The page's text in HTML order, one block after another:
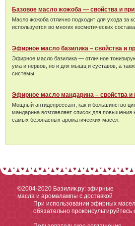
Базовое масло жожоба — свойства и
Масло жожоба отлично подходит для ухода за
используется во многих косметических
Эфирное масло базилика – свойства и
Эфирное масло базилика — отличное
ума и нервов, но и для мышц и суставов, а
системы.
Эфирное масло мандарина – свойства и
Мощный антидепрессант, как и большинство
мандарина возглавляет список для повышения
самых безопасных ароматических масел.
©2004-2020 Базилик.ру: эфирные
масла и аромалампы с доставкой
При использовании эфирных
обязательно проконсультируйтесь